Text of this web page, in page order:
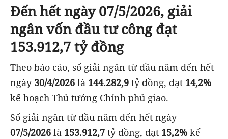
Đến hết ngày 07/5/2026, giải
ngân vốn đầu tư công đạt
153.912,7 tỷ đồng
Theo báo cáo, số giải ngân từ đầu năm đến hết
ngày 30/4/2026 là 144.282,9 tỷ đồng, đạt 14,2%
kế hoạch Thủ tướng Chính phủ giao.
Số giải ngân từ đầu năm đến hết ngày
07/5/2026 là 153.912,7 tỷ đồng, đạt 15,2% kế